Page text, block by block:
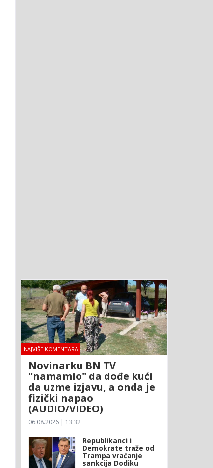
NAJVIŠE KOMENTARA
Novinarku BN TV
"namamio" da dođe kući
da uzme izjavu, a onda je
fizički napao
(AUDIO/VIDEO)
06.08.2026 | 13:32
Republikanci i
Demokrate traže od
Trampa vraćanje
sankcija Dodiku